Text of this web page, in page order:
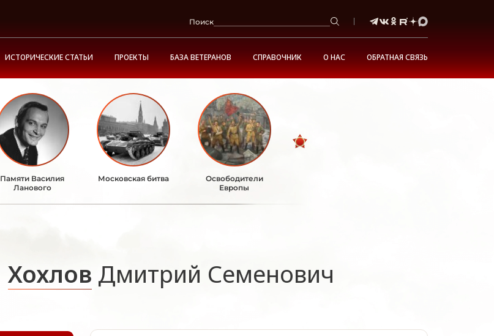
Поиск
ИСТОРИЧЕСКИЕ СТАТЬИ ПРОЕКТЫ БАЗА ВЕТЕРАНОВ СПРАВОЧНИК О НАС ОБРАТНАЯ СВЯЗЬ
Памяти Василия
Ланового
Московская битва
Освободители
Европы
Хохлов Дмитрий Семенович